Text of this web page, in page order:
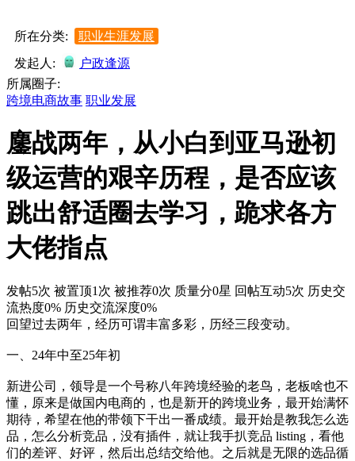
所在分类:
职业生涯发展
发起人:
户政逢源
所属圈子:
跨境电商故事 职业发展
鏖战两年，从小白到亚马逊初
级运营的艰辛历程，是否应该
跳出舒适圈去学习，跪求各方
大佬指点
发帖5次 被置顶1次 被推荐0次 质量分0星 回帖互动5次 历史交
流热度0% 历史交流深度0%
回望过去两年，经历可谓丰富多彩，历经三段变动。
一、24年中至25年初
新进公司，领导是一个号称八年跨境经验的老鸟，老板啥也不
懂，原来是做国内电商的，也是新开的跨境业务，最开始满怀
期待，希望在他的带领下干出一番成绩。最开始是教我怎么选
品，怎么分析竞品，没有插件，就让我手扒竞品 listing，看他
们的差评、好评，然后出总结交给他。之后就是无限的选品循